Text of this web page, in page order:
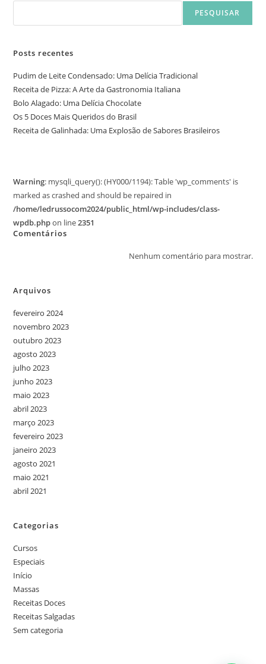
PESQUISAR
Posts recentes
Pudim de Leite Condensado: Uma Delícia Tradicional
Receita de Pizza: A Arte da Gastronomia Italiana
Bolo Alagado: Uma Delícia Chocolate
Os 5 Doces Mais Queridos do Brasil
Receita de Galinhada: Uma Explosão de Sabores Brasileiros
Warning: mysqli_query(): (HY000/1194): Table 'wp_comments' is
marked as crashed and should be repaired in
/home/ledrussocom2024/public_html/wp-includes/class-
wpdb.phpon line2351
Comentários
Nenhum comentário para mostrar.
Arquivos
fevereiro 2024
novembro 2023
outubro 2023
agosto 2023
julho 2023
junho 2023
maio 2023
abril 2023
março 2023
fevereiro 2023
janeiro 2023
agosto 2021
maio 2021
abril 2021
Categorias
Cursos
Especiais
Início
Massas
Receitas Doces
Receitas Salgadas
Sem categoria